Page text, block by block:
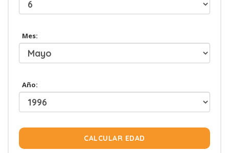
Mes:
Año:
CALCULAR EDAD